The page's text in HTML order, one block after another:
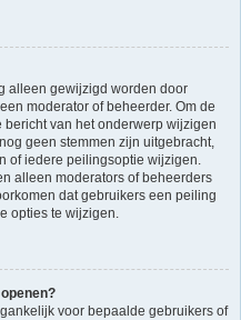
alleen gewijzigd worden door
moderator of beheerder. Om de
van het onderwerp wijzigen
geen stemmen zijn uitgebracht,
of iedere peilingsoptie wijzigen.
alleen moderators of beheerders
dat gebruikers een peiling
opties te wijzigen.
voor bepaalde gebruikers of